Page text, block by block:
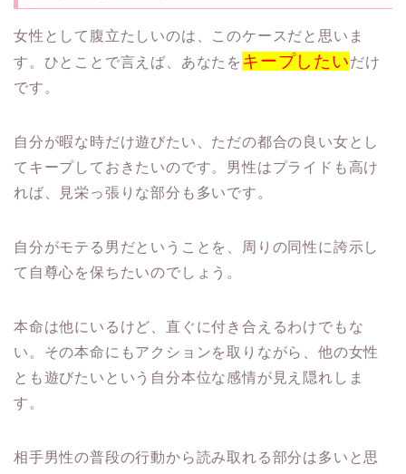
女性として腹立たしいのは、このケースだと思いま
す。ひとことで言えば、あなたを キープしたいだけ
です。
自分が暇な時だけ遊びたい、 ただの都合の良い女とし
てキープしておきたいのです。男性はプライドも高け
れば、見栄っ張りな部分も多いです。
自分がモテる男だということを、
周りの同性に誇示し
て自尊心を保ちたいのでしょう。
本命は他にいるけど、直ぐに付き合えるわけでもな
い。 その本命にもアクションを取りながら、他の女性
とも遊びたいという自分本位な感情が見え隠れしま
す。
相手男性の普段の行動から読み取れる部分は多いと思